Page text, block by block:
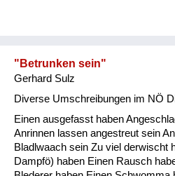
"Betrunken sein"
Gerhard Sulz
Diverse Umschreibungen im NÖ
Einen ausgefasst haben
Anrinnen lassen angestreut sein
Bladlwaach sein Zu viel derwischt
Dampfö) haben Einen Rausch